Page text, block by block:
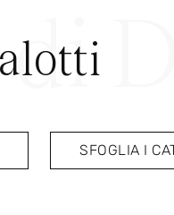
SFOGLIA I